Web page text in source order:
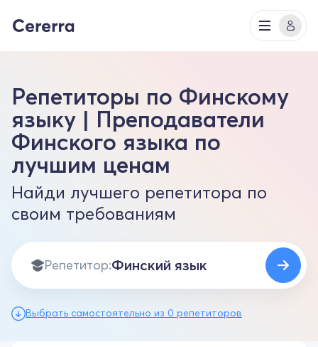
Репетиторы по Финскому
языку | Преподаватели
Финского языка по
лучшим ценам
Найди лучшего репетитора по
своим требованиям
Репетитор:
Выбрать самостоятельно из 0 репетиторов